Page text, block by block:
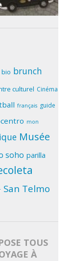
bio brunch
culturel Cinéma
français guide
mon
Musée
soho parilla
San Telmo
TOUS
À